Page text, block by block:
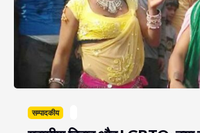
सम्पादकीय